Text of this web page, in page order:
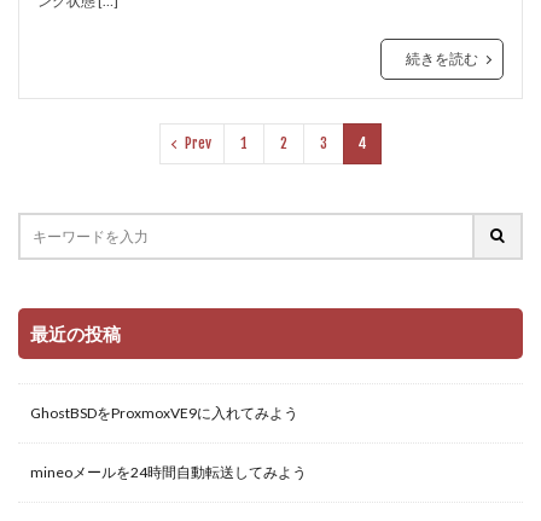
続きを読む
Prev 1 2 3 4
最近の投稿
GhostBSDをProxmoxVE9に入れてみよう
mineoメールを24時間自動転送してみよう